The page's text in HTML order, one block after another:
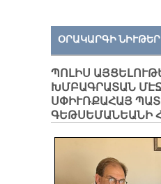
ՕՐԱԿԱՐԳԻ
ՊՈԼԻՍ
ԽՄԲԱԳՐԱՏԱՆ
ՍՓԻՒՌՔԱՀԱՅ
ԳԵԹՍԵՄԱՆԵԱՆԻ